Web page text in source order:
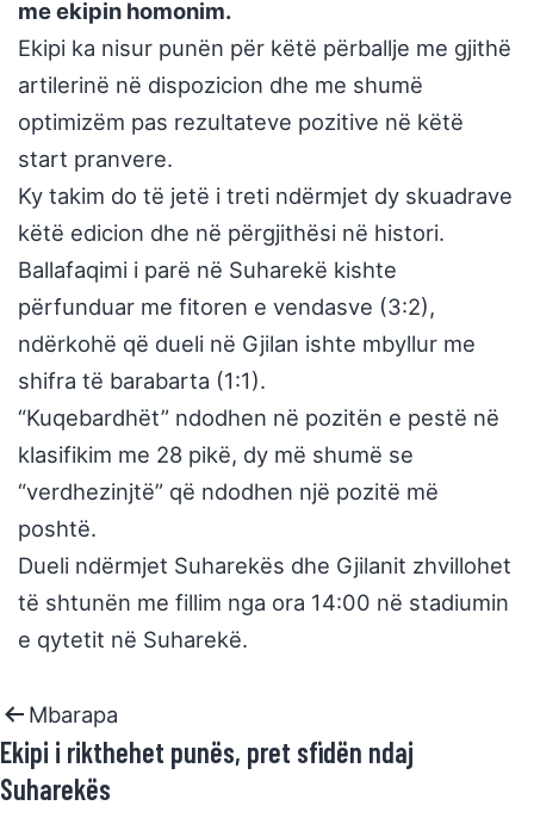
me ekipin homonim.
Ekipi ka nisur punën për këtë përballje me gjithë
artilerinë në dispozicion dhe me shumë
optimizëm pas rezultateve pozitive në këtë
start pranvere.
Ky takim do të jetë i treti ndërmjet dy skuadrave
këtë edicion dhe në përgjithësi në histori.
Ballafaqimi i parë në Suharekë kishte
përfunduar me fitoren e vendasve (3:2),
ndërkohë që dueli në Gjilan ishte mbyllur me
shifra të barabarta (1:1).
“Kuqebardhët” ndodhen në pozitën e pestë në
klasifikim me 28 pikë, dy më shumë se
“verdhezinjtë” që ndodhen një pozitë më
poshtë.
Dueli ndërmjet Suharekës dhe Gjilanit zhvillohet
të shtunën me fillim nga ora 14:00 në stadiumin
e qytetit në Suharekë.
Mbarapa
Ekipi i rikthehet punës, pret sfidën ndaj
Suharekës